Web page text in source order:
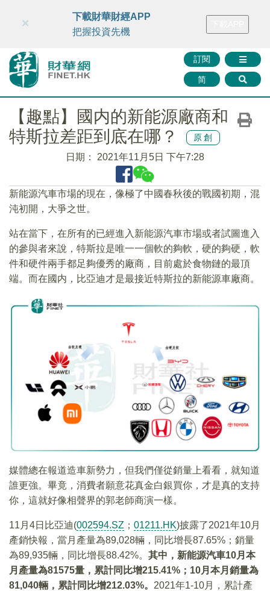
財華智庫網 FINTV FINMETA 財華證券 媒體矩陣
訂閱
简
×
下載財華財經APP
把握投資先機
【趣點】國内的新能源廠商和
特斯拉差距到底在哪？
原創
日期： 2021年11月5日 下午7:28
新能源汽車市場的現在，像極了中國春秋後的戰國初期，混
沌初開，大爭之世。
站在當下，在所有的已經進入新能源汽車市場或者試圖進入
的參與者來說，特斯拉是唯一一個軟的夠軟，硬的夠硬，軟
件和硬件兩手都足夠優秀的廠商，目前處於食物鏈的最頂
端。而在國内，比亞迪才是最接近特斯拉的新能源車廠商。
媒體總在報道造車新勢力，但我們僅從銷量上看看，就知道
誰更強。畢竟，消費者願意花真金白銀買你，才是真的支持
你，這就好像相聲界的郭老師商演一樣。
11月4日比亞迪(002594.SZ ； 01211.HK)披露了2021年10月
產銷快報，當月產量為89,028輛，同比增長87.65%；銷量
為89,935輛，同比增長88.42%。 其中，新能源汽車10月本
月產量為81575量，累計同比增215.41%；10月本月銷量為
81,040輛，累計同比增212.03%。 2021年1-10月，累計產